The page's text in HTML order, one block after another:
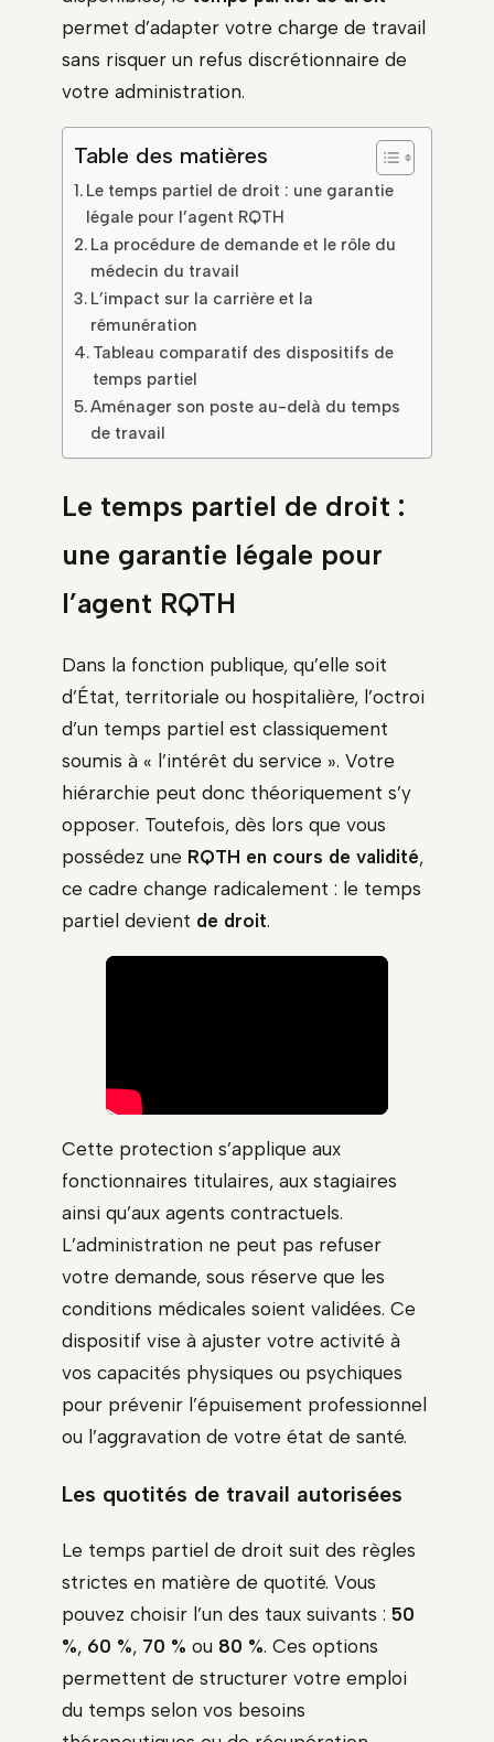
permet d’adapter votre charge de travail
sans risquer un refus discrétionnaire de
votre administration.
Table des matières
Le temps partiel de droit : une garantie
légale pour l’agent RQTH
La procédure de demande et le rôle du
médecin du travail
L’impact sur la carrière et la
rémunération
Tableau comparatif des dispositifs de
temps partiel
Aménager son poste au-delà du temps
de travail
Le temps partiel de droit :
une garantie légale pour
l’agent RQTH
Dans la fonction publique, qu’elle soit
d’État, territoriale ou hospitalière, l’octroi
d’un temps partiel est classiquement
soumis à « l’intérêt du service ». Votre
hiérarchie peut donc théoriquement s’y
opposer. Toutefois, dès lors que vous
possédez une RQTH en cours de validité,
ce cadre change radicalement : le temps
partiel devient de droit.
Cette protection s’applique aux
fonctionnaires titulaires, aux stagiaires
ainsi qu’aux agents contractuels.
L’administration ne peut pas refuser
votre demande, sous réserve que les
conditions médicales soient validées. Ce
dispositif vise à ajuster votre activité à
vos capacités physiques ou psychiques
pour prévenir l’épuisement professionnel
ou l’aggravation de votre état de santé.
Les quotités de travail autorisées
Le temps partiel de droit suit des règles
strictes en matière de quotité. Vous
pouvez choisir l’un des taux suivants : 50
%, 60 %, 70 % ou 80 %. Ces options
permettent de structurer votre emploi
du temps selon vos besoins